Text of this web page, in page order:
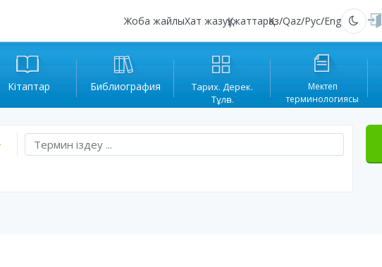
Жоба жайлыХат жазуҚұжаттарҚаз/Qaz/Рус/Eng Қараңғы
Кітаптар Библиография
Тарих. Дерек.
Тұлға.
Мектеп
терминологиясы